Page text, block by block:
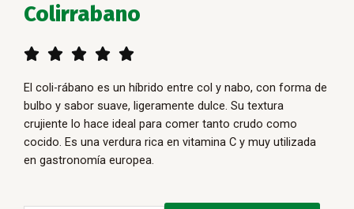
Colirrabano
    5/5
El coli-rábano es un híbrido entre col y nabo, con forma de
bulbo y sabor suave, ligeramente dulce. Su textura
crujiente lo hace ideal para comer tanto crudo como
cocido. Es una verdura rica en vitamina C y muy utilizada
en gastronomía europea.